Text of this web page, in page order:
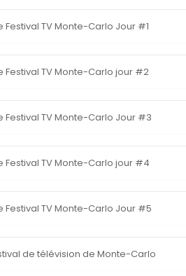
Festival TV Monte-Carlo Jour #1
Festival TV Monte-Carlo jour #2
Festival TV Monte-Carlo Jour #3
Festival TV Monte-Carlo jour #4
Festival TV Monte-Carlo Jour #5
de télévision de Monte-Carlo